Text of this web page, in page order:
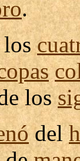
.
los
del